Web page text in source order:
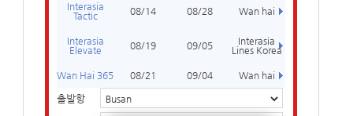
Interasia
Tactic
08/14 08/28 Wan hai
Interasia
Elevate
08/19 09/05
Interasia
Lines Korea
Wan Hai 365 08/21 09/04 Wan hai
출발항